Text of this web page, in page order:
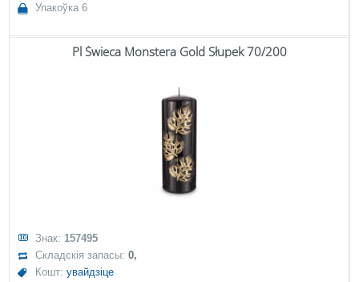
Упакоўка 6
Pl Świeca Monstera Gold Słupek 70/200
Знак: 157495
Складскія запасы:0,
Кошт:увайдзіце